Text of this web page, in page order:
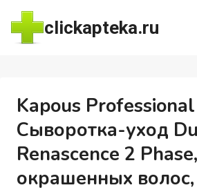
Перейти
содержимому
clickapteka.ru
Kapous Professional
Сыворотка-уход
Renascence 2
окрашенных